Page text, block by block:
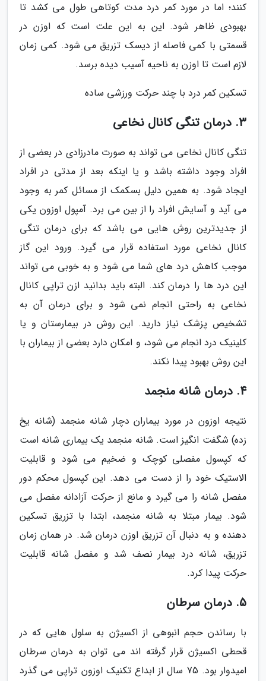
کنند؛ اما در مورد کمر درد مدت کوتاهی طول می کشد تا
بهبودی ظاهر شود. این به این علت است که اوزن در
قسمتی با کمی فاصله از دیسک تزریق می شود. کمی زمان
لازم است تا اوزن به ناحیه آسیب دیده برسد.
تسکین کمر درد با چند حرکت ورزشی ساده
3. درمان تنگی کانال نخاعی
تنگی کانال نخاعی می تواند به صورت مادرزادی در بعضی از
افراد وجود داشته باشد و یا اینکه بعد از مدتی در افراد
ایجاد شود. به همین دلیل بسکمک از مسائل کمر به وجود
می آید و آسایش افراد را از بین می برد. آمپول اوزون یکی
از جدیدترین روش هایی می باشد که برای درمان تنگی
کانال نخاعی مورد استفاده قرار می گیرد. ورود این گاز
موجب کاهش درد های شما می شود و به خوبی می تواند
این درد ها را درمان کند. البته باید بدانید ازن تراپی کانال
نخاعی به راحتی انجام نمی شود و برای درمان آن به
تشخیص پزشک نیاز دارید. این روش در بیمارستان و یا
کلینیک درد انجام می شود، و امکان دارد بعضی از بیماران با
این روش بهبود پیدا نکند.
4. درمان شانه منجمد
نتیجه اوزون در مورد بیماران دچار شانه منجمد (شانه یخ
زده) شگفت انگیز است. شانه منجمد یک بیماری شانه است
که کپسول مفصلی کوچک و ضخیم می شود و قابلیت
الاستیک خود را از دست می دهد. این کپسول محکم دور
مفصل شانه را می گیرد و مانع از حرکت آزادانه مفصل می
شود. بیمار مبتلا به شانه منجمد، ابتدا با تزریق تسکین
دهنده و به دنبال آن تزریق اوزن درمان شد. در همان زمان
تزریق، شانه درد بیمار نصف شد و مفصل شانه قابلیت
حرکت پیدا کرد.
5. درمان سرطان
با رساندن حجم انبوهی از اکسیژن به سلول هایی که در
قحطی اکسیژن قرار گرفته اند می توان به درمان سرطان
امیدوار بود. 75 سال از ابداع تکنیک اوزون تراپی می گذرد